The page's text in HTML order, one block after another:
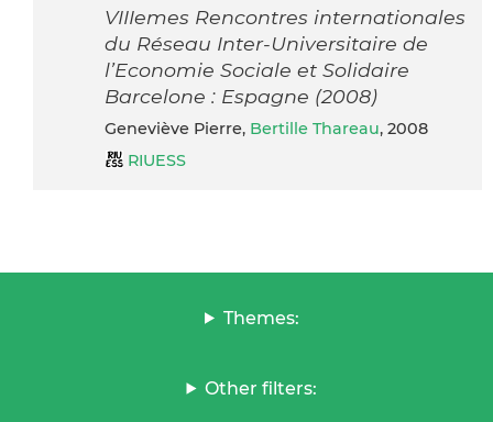
VIIIemes Rencontres internationales
du Réseau Inter-Universitaire de
l’Economie Sociale et Solidaire
Barcelone : Espagne (2008)
Geneviève Pierre, Bertille Thareau, 2008
RIUESS
Themes:
Other filters: